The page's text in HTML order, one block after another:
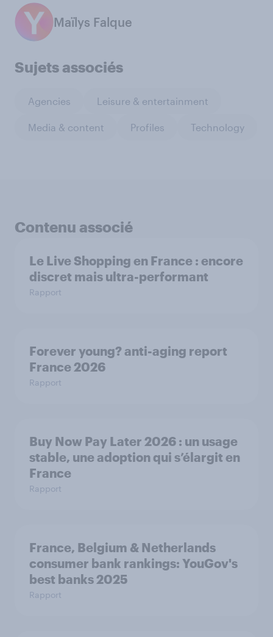
Maïlys Falque
Sujets associés
Agencies Leisure & entertainment
Media & content Profiles Technology
Contenu associé
Le Live Shopping en France : encore
discret mais ultra-performant
Rapport
Forever young? anti-aging report
France 2026
Rapport
Buy Now Pay Later 2026 : un usage
stable, une adoption qui s’élargit en
France
Rapport
France, Belgium & Netherlands
consumer bank rankings: YouGov's
best banks 2025
Rapport